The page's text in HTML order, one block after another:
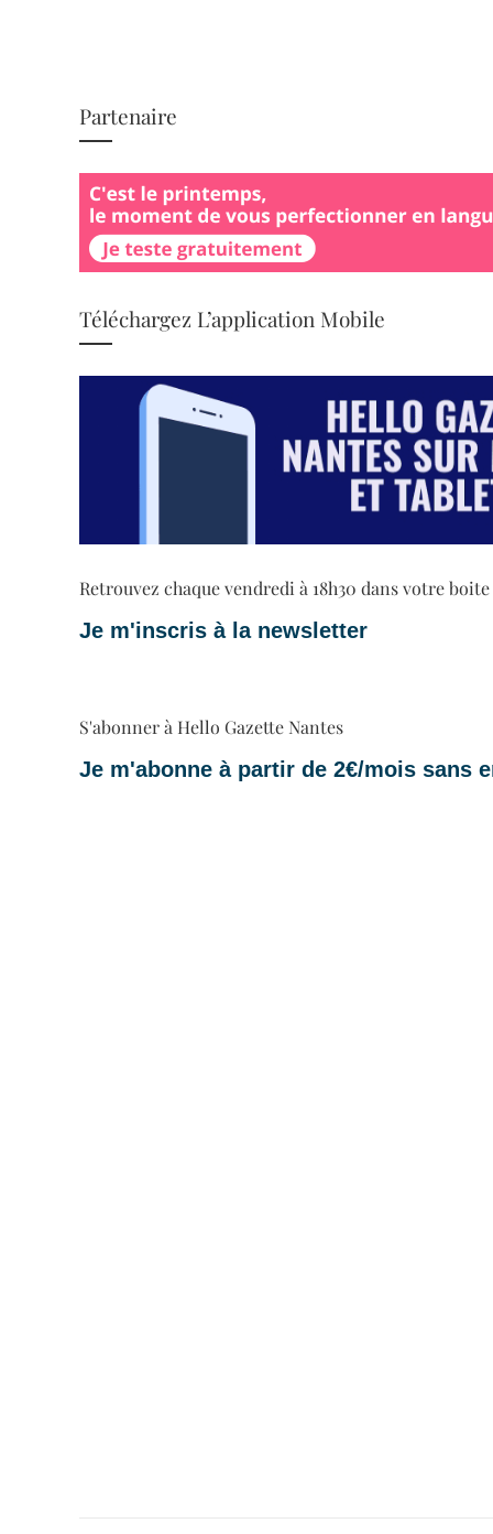
Partenaire
Téléchargez L’application Mobile
Retrouvez chaque vendredi à 18h30 dans votre
Je m'inscris à la newsletter
S'abonner à Hello Gazette Nantes
Je m'abonne à partir de 2€/mois sans